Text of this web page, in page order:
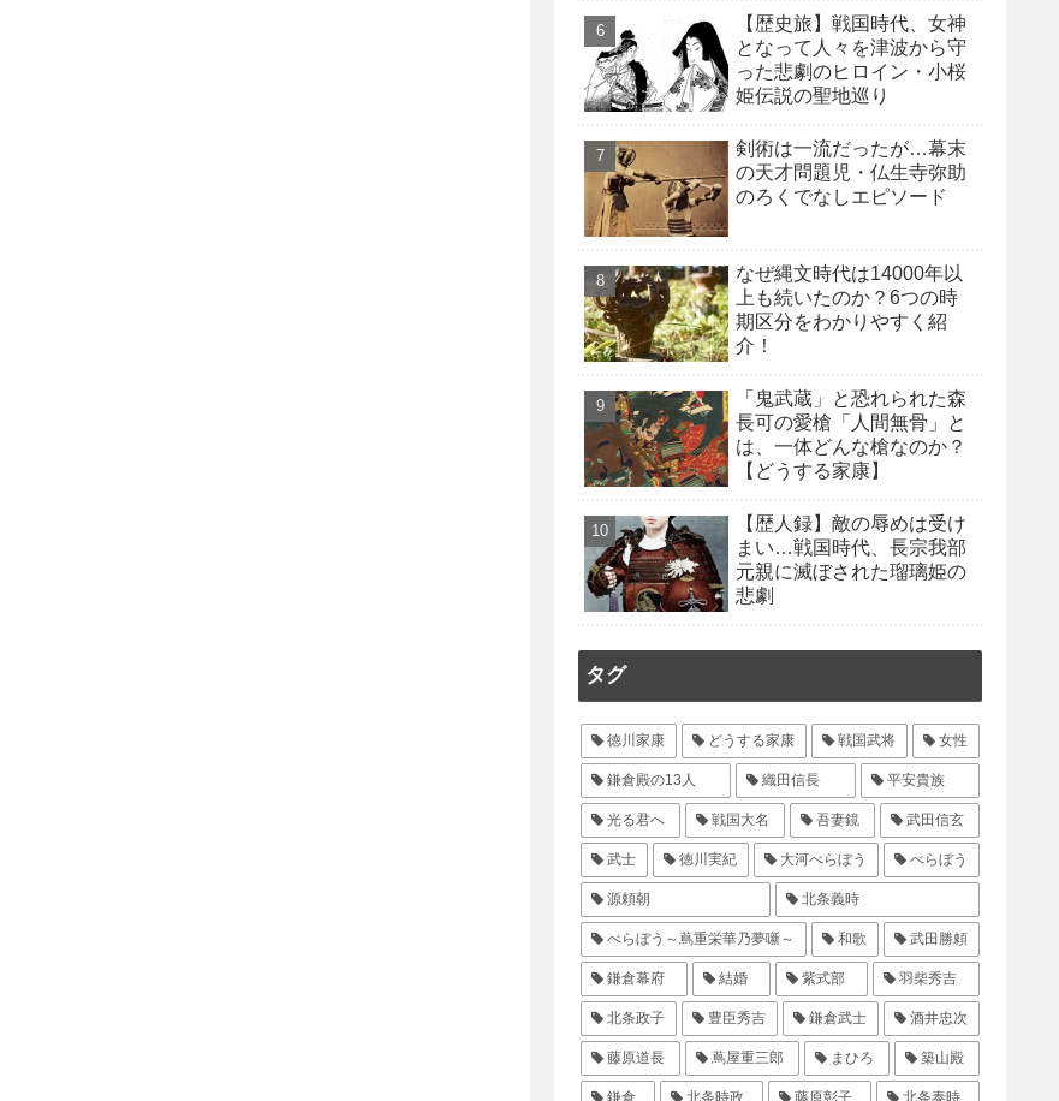
【歴史旅】戦国時代、女神
となって人々を津波から守
った悲劇のヒロイン・小桜
姫伝説の聖地巡り
剣術は一流だったが…幕末
の天才問題児・仏生寺弥助
のろくでなしエピソード
なぜ縄文時代は14000年以
上も続いたのか？6つの時
期区分をわかりやすく紹
介！
「鬼武蔵」と恐れられた森
長可の愛槍「人間無骨」と
は、一体どんな槍なのか？
【どうする家康】
【歴人録】敵の辱めは受け
まい…戦国時代、長宗我部
元親に滅ぼされた瑠璃姫の
悲劇
タグ
徳川家康 どうする家康 戦国武将 女性
鎌倉殿の13人 織田信長 平安貴族
光る君へ 戦国大名 吾妻鏡 武田信玄
武士 徳川実紀 大河べらぼう べらぼう
源頼朝 北条義時
べらぼう～蔦重栄華乃夢噺～ 和歌 武田勝頼
鎌倉幕府 結婚 紫式部 羽柴秀吉
北条政子 豊臣秀吉 鎌倉武士 酒井忠次
藤原道長 蔦屋重三郎 まひろ 築山殿
鎌倉 北条時政 藤原彰子 北条泰時